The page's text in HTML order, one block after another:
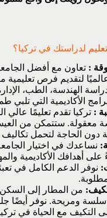
لدراستك في تركيا؟
: تعاون مع أفضل
لتقديم فرص تعليمية
الهندسة، الطب،
الأكاديمية التي تلبي
: تركيا تقدم تعليمًا عالي
معقولة. ستتمكن من
دون الحاجة لتحمل
نساعدك في اختيار
على أهدافك الأكاديمية
نوفر الدعم الكامل في
من المطار إلى
ومريحة. نوفر أيضًا
التكيف مع الحياة في